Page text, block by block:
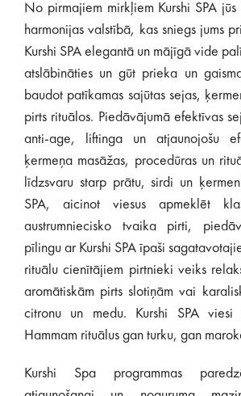
No pirmajiem mirkļiem Kurshi SPA
harmonijas valstībā, kas sniegs jums
Kurshi SPA elegantā un mājīgā vide
atslābināties un gūt prieka un
baudot patīkamas sajūtas sejas,
pirts rituālos. Piedāvājumā efektīvas
anti-age, liftinga un atjaunojošu
ķermeņa masāžas, procedūras un
līdzsvaru starp prātu, sirdi un
SPA, aicinot viesus apmeklēt
austrumniecisko tvaika pirti,
pīlingu ar Kurshi SPA īpaši
rituālu cienītājiem pirtnieki veiks
aromātiskām pirts slotiņām vai
citronu un medu. Kurshi SPA
Hammam rituālus gan turku, gan
Kurshi Spa programmas